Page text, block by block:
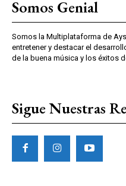
Somos Genial
Somos la Multiplataforma de
entretener y destacar el
de la buena música y los éxitos
Sigue Nuestras